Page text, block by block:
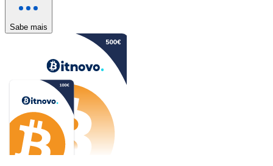
Sabe mais